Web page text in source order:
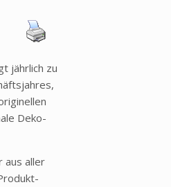
jährlich zu
Deko-
aus aller